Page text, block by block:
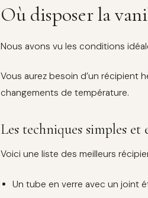
Où disposer la
Nous avons vu les conditions
Vous aurez besoin d’un récipient
changements de température.
Les techniques simples et
Voici une liste des meilleurs
Un tube en verre avec un joint